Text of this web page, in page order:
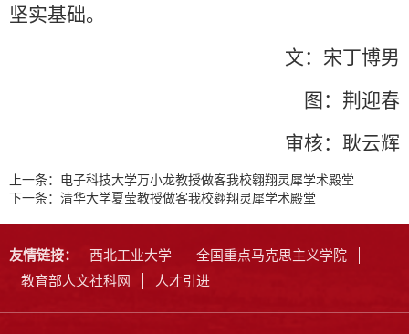
坚实基础。
文：宋丁博男
图：荆迎春
审核：耿云辉
上一条：
电子科技大学万小龙教授做客我校翱翔灵犀学术殿堂
下一条： 清华大学夏莹教授做客我校翱翔灵犀学术殿堂
友情链接： 西北工业大学
全国重点马克思主义学院
教育部人文社科网
人才引进